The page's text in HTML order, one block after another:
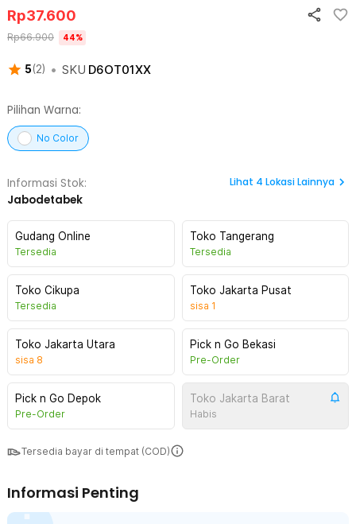
5(2) • SKU D6OT01XX
Rp37.600
Rp66.900 44%
Pilihan Warna:
No Color
Informasi Stok:
Jabodetabek
Lihat 4 Lokasi Lainnya
Gudang Online
Tersedia
Toko Tangerang
Tersedia
Toko Cikupa
Tersedia
Toko Jakarta Pusat
sisa 1
Toko Jakarta Utara
sisa 8
Pick n Go Bekasi
Pre-Order
Pick n Go Depok
Pre-Order
Toko Jakarta Barat
Habis
Tersedia bayar di tempat (COD)
Informasi Penting